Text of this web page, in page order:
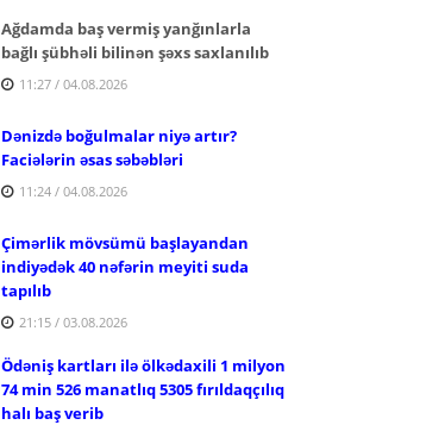
Ağdamda baş vermiş yanğınlarla
bağlı şübhəli bilinən şəxs saxlanılıb
11:27 / 04.08.2026
Dənizdə boğulmalar niyə artır?
Faciələrin əsas səbəbləri
11:24 / 04.08.2026
Çimərlik mövsümü başlayandan
indiyədək 40 nəfərin meyiti suda
tapılıb
21:15 / 03.08.2026
Ödəniş kartları ilə ölkədaxili 1 milyon
74 min 526 manatlıq 5305 fırıldaqçılıq
halı baş verib